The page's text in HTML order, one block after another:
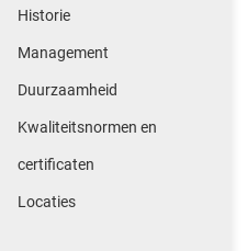
Historie
Management
Duurzaamheid
Kwaliteitsnormen en
certificaten
Locaties